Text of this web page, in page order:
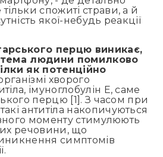
спожиті страви, а й
якої-небудь реакції
перцю виникає,
людини помилково
як потенційно
хворого
імуноглобулін Е, саме
перцю [1]. З часом при
антитіла накопичуються
моменту стимулюють
речовини, що
симптомів